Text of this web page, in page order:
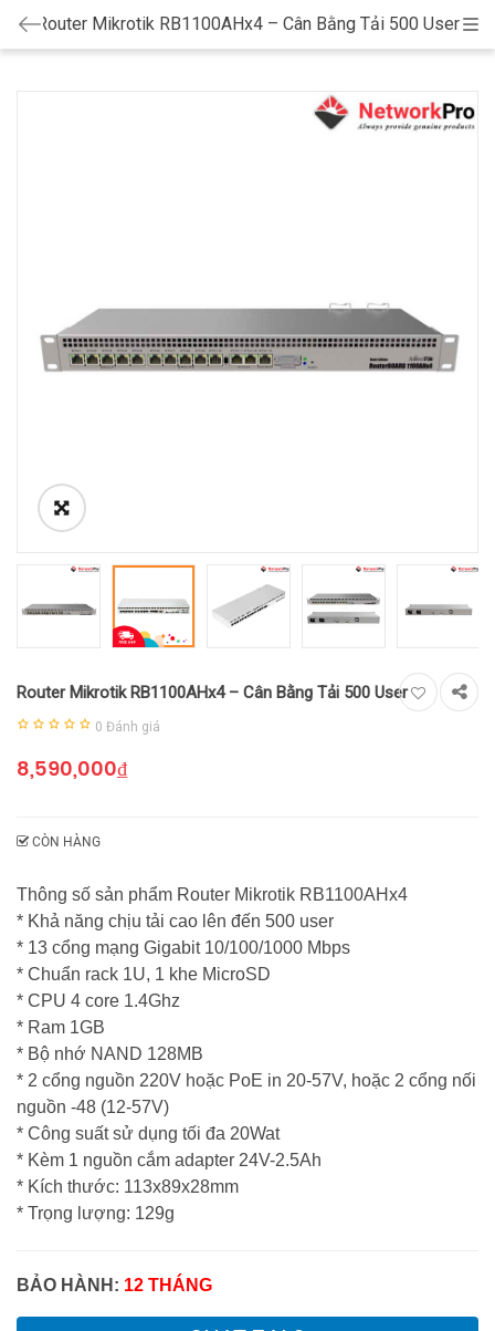
Router Mikrotik RB1100AHx4 – Cân Bằng Tải 500 User
Router Mikrotik RB1100AHx4 – Cân Bằng Tải 500 User
0 Đánh giá
8,590,000₫
CÒN HÀNG
Thông số sản phẩm Router Mikrotik RB1100AHx4
* Khả năng chịu tải cao lên đến 500 user
* 13 cổng mạng Gigabit 10/100/1000 Mbps
* Chuẩn rack 1U, 1 khe MicroSD
* CPU 4 core 1.4Ghz
* Ram 1GB
* Bộ nhớ NAND 128MB
* 2 cổng nguồn 220V hoặc PoE in 20-57V, hoặc 2 cổng nối
nguồn -48 (12-57V)
* Công suất sử dụng tối đa 20Wat
* Kèm 1 nguồn cắm adapter 24V-2.5Ah
* Kích thước: 113x89x28mm
* Trọng lượng: 129g
BẢO HÀNH: 12 THÁNG